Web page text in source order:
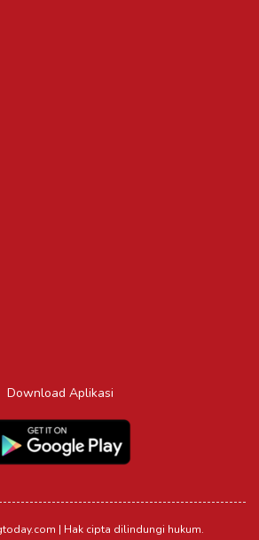
Download Aplikasi
| Hak cipta dilindungi hukum.